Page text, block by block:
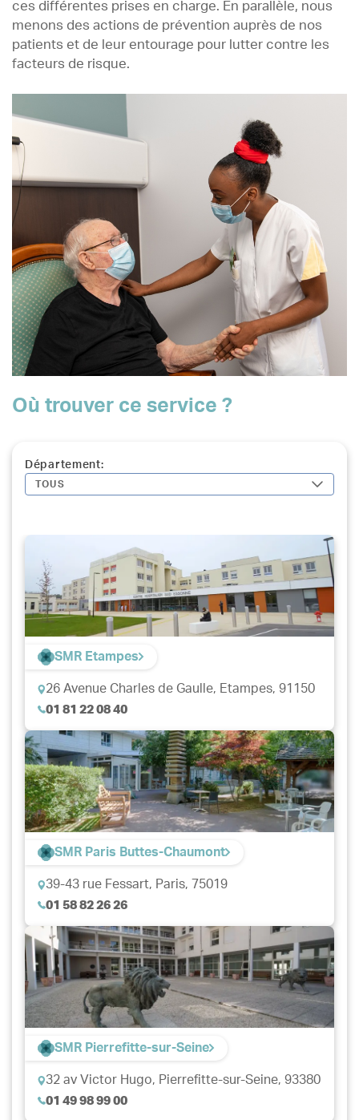
ces différentes prises en charge. En parallèle, nous
menons des actions de prévention auprès de nos
patients et de leur entourage pour lutter contre les
facteurs de risque.
Où trouver ce service ?
Département:
TOUS
SMR Etampes
26 Avenue Charles de Gaulle, Etampes, 91150
01 81 22 08 40
SMR Paris Buttes-Chaumont
39-43 rue Fessart, Paris, 75019
01 58 82 26 26
SMR Pierrefitte-sur-Seine
32 av Victor Hugo, Pierrefitte-sur-Seine, 93380
01 49 98 99 00